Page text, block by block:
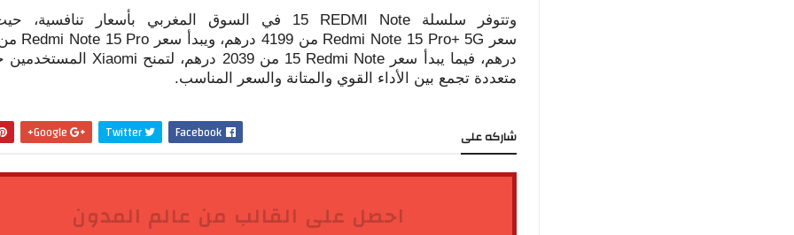
وتتوفر سلسلةREDMI Note
15 في السوق المغربي بأسعار تنافسية،
سعر Redmi Note 15 Pro+ 5G من 4199 درهم، ويبدأ سعر Redmi Note 15 Pro
درهم، فيما يبدأ سعر Redmi Note 15 من 2039 درهم، لتمنح Xiaomiالمستخدمين
متعددة تجمع بين الأداء القوي والمتانة والسعر المناسب.
شاركه على Facebook
Twitter
احصل على القالب من عالم المدون